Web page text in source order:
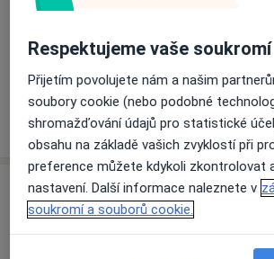
Informace o službách a cenách
Tento specialista ještě nepřidával
svých službách.
Adresy (2)
Respektujeme vaše soukromí
Přijetím povolujete nám a našim
soubory cookie (nebo podobné
shromažďování údajů pro statistické
obsahu na základě vašich zvyklostí při
preference můžete kdykoli zkontrolovat
nastavení. Další informace naleznete v
soukromí a souborů cookie.